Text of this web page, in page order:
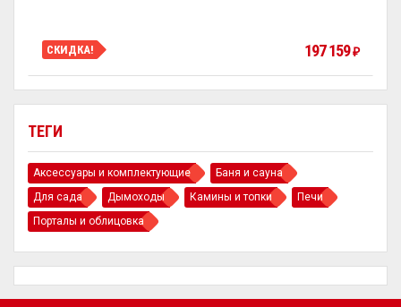
ТЕГИ
Аксессуары и комплектующие
Баня и сауна
Для сада
Дымоходы Камины и топки
Печи
Порталы и облицовка
СКИДКА! 197 159₽